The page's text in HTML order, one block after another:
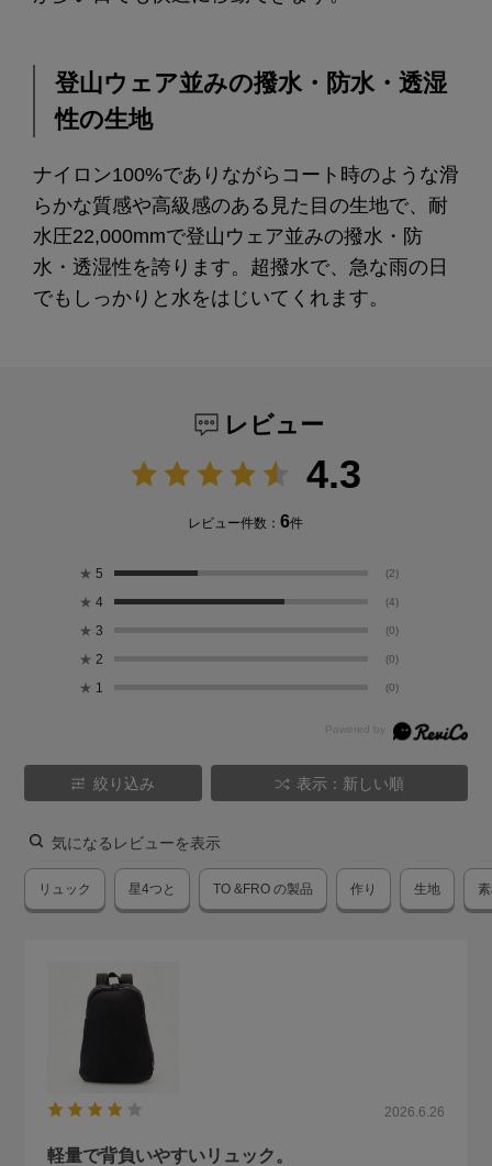
登山ウェア並みの撥水・防水・透湿
性の生地
ナイロン100%でありながらコート時のような滑
らかな質感や高級感のある見た目の生地で、耐
水圧22,000mmで登山ウェア並みの撥水・防
水・透湿性を誇ります。超撥水で、急な雨の日
でもしっかりと水をはじいてくれます。
レビュー
4.3
レビュー件数：6件
★ 5 (2)
★ 4 (4)
★ 3 (0)
★ 2 (0)
★ 1 (0)
絞り込み 表示：新しい順
気になるレビューを表示
リュック 星4つと TO &FRO の製品 作り 生地
2026.6.26
軽量で背負いやすいリュック。